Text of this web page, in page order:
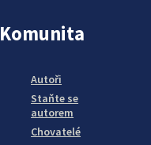
Komunita
Autoři
Staňte se
autorem
Chovatelé